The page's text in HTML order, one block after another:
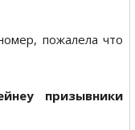
пожалела что
призывники